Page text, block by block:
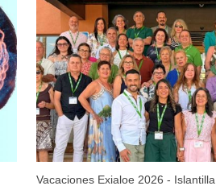
Vacaciones Exialoe 2026 - Islantilla